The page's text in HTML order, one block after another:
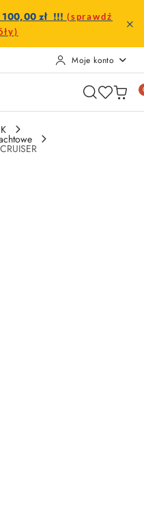
100,00 zł !!! (sprawdź
Moje konto